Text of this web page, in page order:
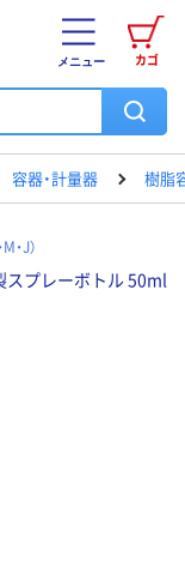
カゴ
メニュー
容器・計量器 樹脂
・J）
スプレーボトル 50ml